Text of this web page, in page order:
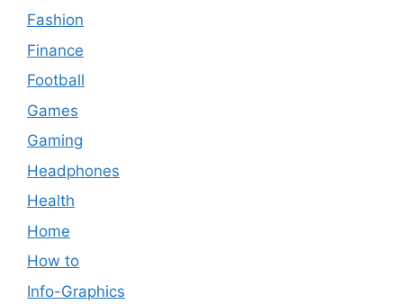
Fashion
Finance
Football
Games
Gaming
Headphones
Health
Home
How to
Info-Graphics